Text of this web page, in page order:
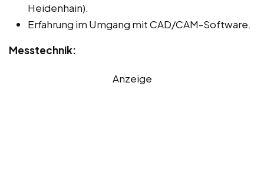
Heidenhain).
Erfahrung im Umgang mit CAD/CAM-Software.
Messtechnik:
Anzeige